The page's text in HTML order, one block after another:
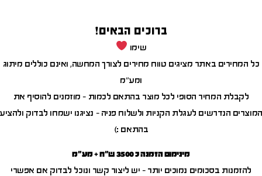
כולל אורגנייזר שולחני
ברוכים הבאים!
שימו
כל המחירים באתר מציגים טווח מחירים לצורך המחשה, ואינם כוללים מיתוג
ומע"מ
לקבלת המחיר הסופי לכל מוצר בהתאם לכמות – מוזמנים להוסיף את
המוצרים הנדרשים לעגלת הקניות ולשלוח פניה – נציגנו ישמחו לבדוק ולהציע
בהתאם :)
מינימום הזמנה כ 3500 ש"ח + מע"מ
להזמנות בסכומים נמוכים יותר – יש ליצור קשר ונוכל לבדוק אם אפשרי